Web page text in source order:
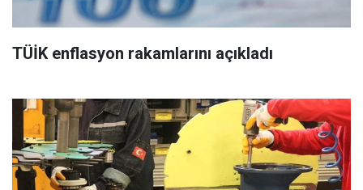
TÜİK enflasyon rakamlarını açıkladı